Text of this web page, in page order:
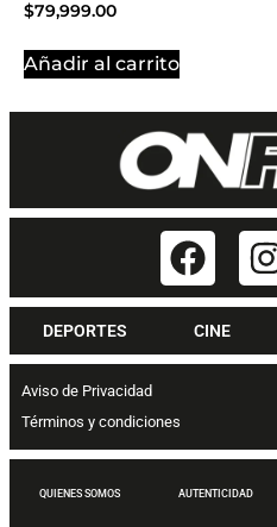
$79,999.00
Añadir al carrito
DEPORTES CINE
Aviso de Privacidad
Términos y condiciones
QUIENES SOMOS AUTENTICIDAD